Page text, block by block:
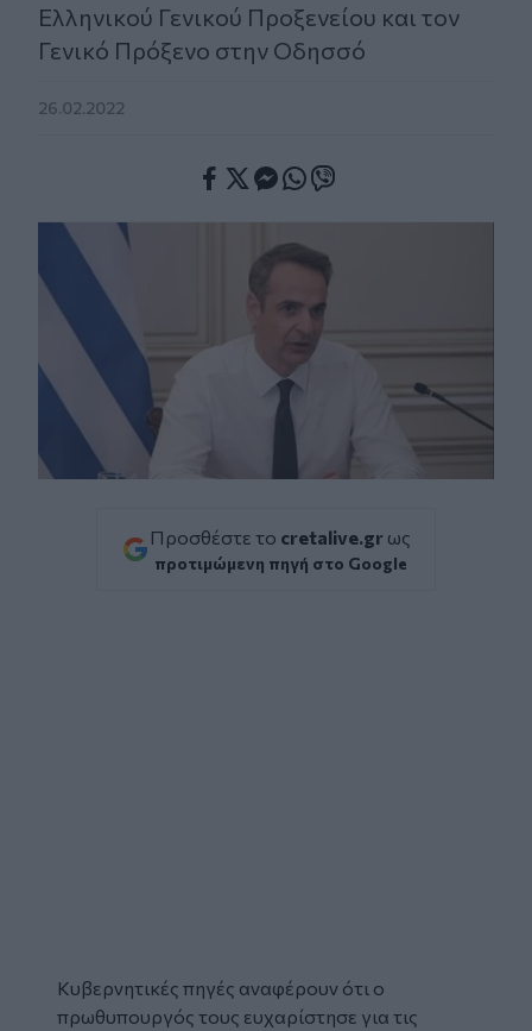
Ελληνικού Γενικού Προξενείου και τον
Γενικό Πρόξενο στην Οδησσό
26.02.2022
Προσθέστε το cretalive.gr ως
προτιμώμενη πηγή στο Google
Κυβερνητικές πηγές αναφέρουν ότι ο
πρωθυπουργός τους ευχαρίστησε για τις